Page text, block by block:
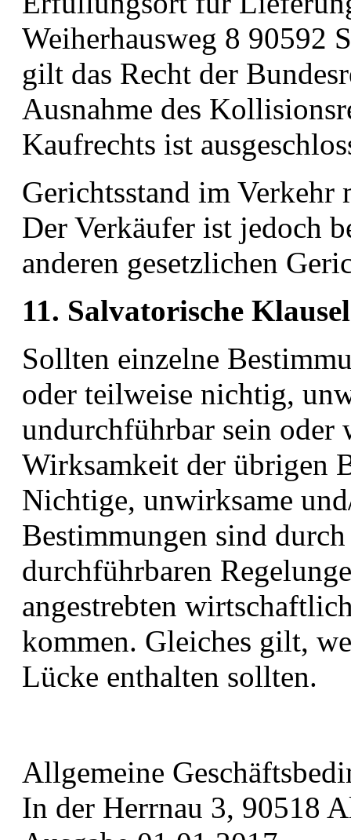
Weiherhausweg 8 90592
gilt das Recht der
Ausnahme des
Kaufrechts ist
Gerichtsstand im
Der Verkäufer ist jedoch
anderen gesetzlichen
11. Salvatorische Klausel
Sollten einzelne
oder teilweise nichtig,
undurchführbar sein
Wirksamkeit der übrigen
Nichtige, unwirksame
Bestimmungen sind
durchführbaren
angestrebten
kommen. Gleiches gilt,
Lücke enthalten sollten.
Allgemeine
In der Herrnau 3, 90518